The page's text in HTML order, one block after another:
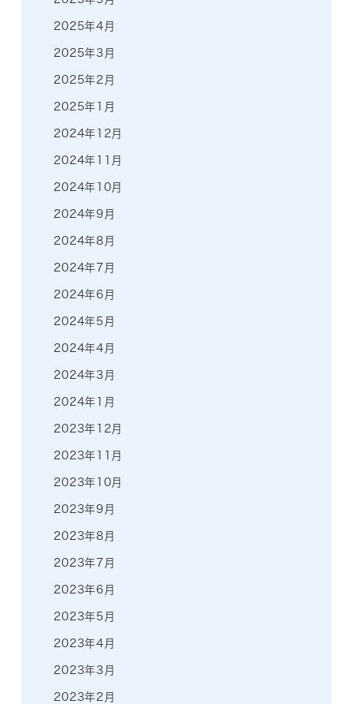
2025年4月
2025年3月
2025年2月
2025年1月
2024年12月
2024年11月
2024年10月
2024年9月
2024年8月
2024年7月
2024年6月
2024年5月
2024年4月
2024年3月
2024年1月
2023年12月
2023年11月
2023年10月
2023年9月
2023年8月
2023年7月
2023年6月
2023年5月
2023年4月
2023年3月
2023年2月